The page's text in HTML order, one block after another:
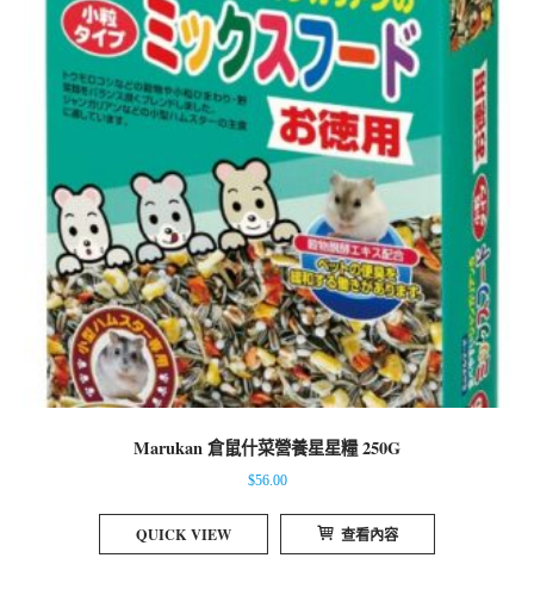
Marukan 倉鼠什菜營養星星糧 250G
$56.00
QUICK VIEW 查看內容